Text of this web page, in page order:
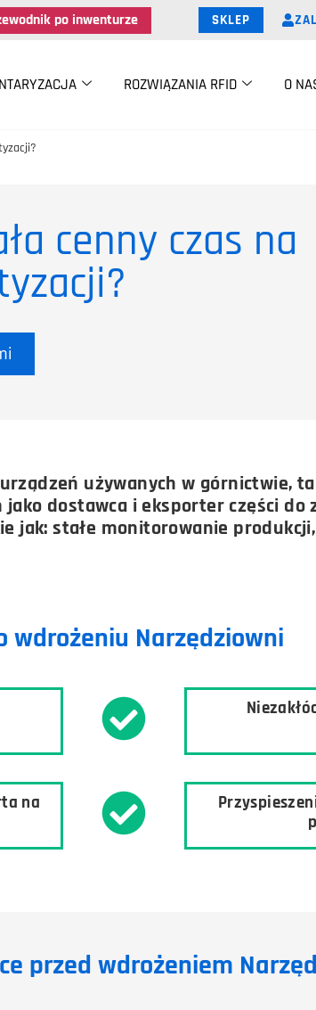
po inwenturze SKLEP
ROZWIĄZANIA RFID O
cenny czas na
używanych w górnictwie,
dostawca i eksporter części do
jak: stałe monitorowanie
wdrożeniu Narzędziowni
na
przed wdrożeniem